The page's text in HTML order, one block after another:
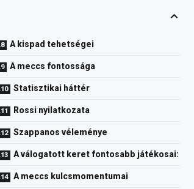
A kispad tehetségei
A meccs fontossága
Statisztikai háttér
Rossi nyilatkozata
Szappanos véleménye
A válogatott keret fontosabb játékosai:
A meccs kulcsmomentumai